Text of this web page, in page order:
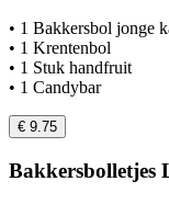
• 1 Bakkersbol jonge
• 1 Krentenbol
• 1 Stuk handfruit
• 1 Candybar
€ 9.75
Bakkersbolletjes